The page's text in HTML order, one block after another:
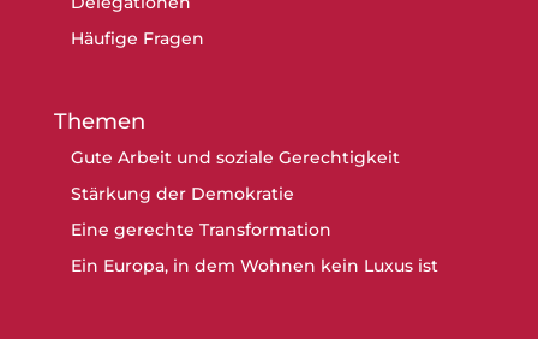
Häufige Fragen
Themen
Gute Arbeit und soziale Gerechtigkeit
Stärkung der Demokratie
Eine gerechte Transformation
Ein Europa, in dem Wohnen kein Luxus ist